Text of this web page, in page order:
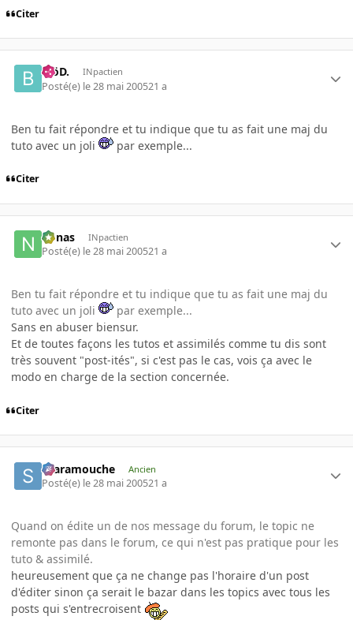
Citer
.BöD. INpactien
Posté(e) le 28 mai 200521 a
Ben tu fait répondre et tu indique que tu as fait une maj du
tuto avec un joli
par exemple...
Citer
nonas INpactien
Posté(e) le 28 mai 200521 a
Ben tu fait répondre et tu indique que tu as fait une maj du
tuto avec un joli
par exemple...
Sans en abuser biensur.
Et de toutes façons les tutos et assimilés comme tu dis sont
très souvent "post-ités", si c'est pas le cas, vois ça avec le
modo en charge de la section concernée.
Citer
Scaramouche Ancien
Posté(e) le 28 mai 200521 a
Quand on édite un de nos message du forum, le topic ne
remonte pas dans le forum, ce qui n'est pas pratique pour les
tuto & assimilé.
heureusement que ça ne change pas l'horaire d'un post
d'éditer sinon ça serait le bazar dans les topics avec tous les
posts qui s'entrecroisent